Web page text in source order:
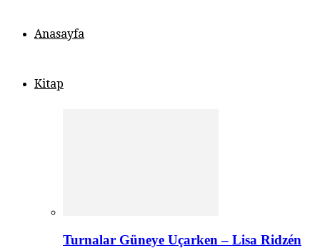
Anasayfa
Kitap
Turnalar Güneye Uçarken – Lisa Ridzén